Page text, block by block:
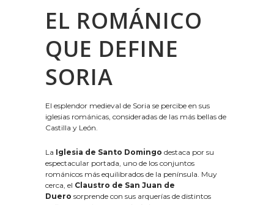
EL ROMÁNICO
QUE DEFINE
SORIA
El esplendor medieval de Soria se percibe en sus
iglesias románicas, consideradas de las más bellas de
Castilla y León.
La Iglesia de Santo Domingo destaca por su
espectacular portada, uno de los conjuntos
románicos más equilibrados de la península. Muy
cerca, el Claustro de San Juan de
Duero sorprende con sus arquerías de distintos